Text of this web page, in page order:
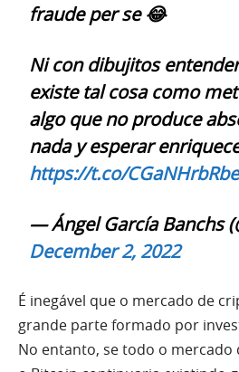
fraude per se 😂
Ni con dibujitos
existe tal cosa como
algo que no produce
nada y esperar
https://t.co/CGaNHrbRbe
— Ángel García Banchs
December 2, 2022
É inegável que o mercado de
grande parte formado por
No entanto, se todo o mercado